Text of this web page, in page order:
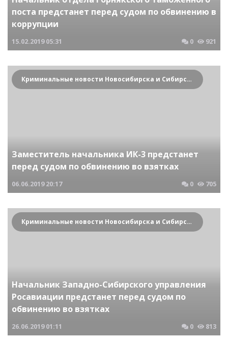
поста предстанет перед судом по обвинению в
коррупции
15.02.2019 05:31 0 921
Криминальные новости Новосибирска и Сибирского региона
Заместитель начальника ИК-3 предстанет
перед судом по обвинению во взятках
06.06.2019 20:17 0 705
Криминальные новости Новосибирска и Сибирского региона
Начальник Западно-Сибирского управления
Росавиации предстанет перед судом по
обвинению во взятках
26.06.2019 01:11 0 813